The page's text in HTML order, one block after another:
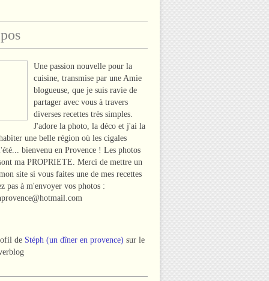
Une passion nouvelle pour la
cuisine, transmise par une Amie
blogueuse, que je suis ravie de
partager avec vous à travers
diverses recettes très simples.
J'adore la photo, la déco et j'ai la
une belle région où les cigales
bienvenu en Provence ! Les photos
ma PROPRIETE. Merci de mettre un
site si vous faites une de mes recettes
pas à m'envoyer vos photos :
de Stéph (un dîner en provence) sur le